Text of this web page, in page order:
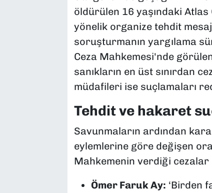
öldürülen 16 yaşındaki Atlas
yönelik organize tehdit
soruşturmanın yargılama
Ceza Mahkemesi'nde
sanıkların en üst sınırdan
müdafileri ise suçlamaları
Tehdit ve hakaret
Savunmaların ardından
eylemlerine göre değişen
Mahkemenin verdiği cezalar
Ömer Faruk Ay: ‘Birden